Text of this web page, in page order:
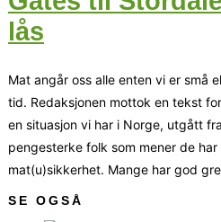
lås
Mat angår oss alle enten vi er små
tid. Redaksjonen mottok en tekst
en situasjon vi har i Norge, utgått
pengesterke folk som mener de
mat(u)sikkerhet. Mange har god
SE OGSÅ